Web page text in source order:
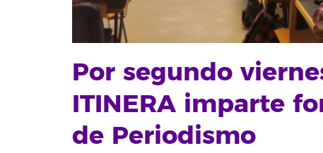
Por segundo
ITINERA imparte
de Periodismo